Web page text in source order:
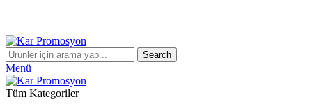
Search
Menü
Tüm Kategoriler